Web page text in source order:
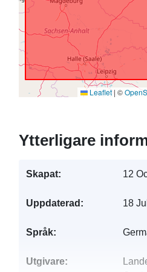
Leaflet | ©
Ytterligare
Skapat: 12
Uppdaterad: 18
Språk:
Utgivare: